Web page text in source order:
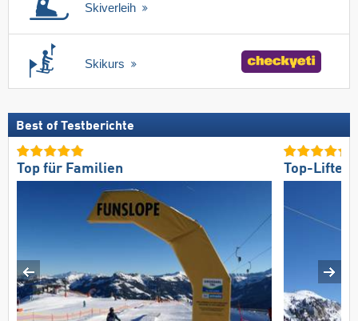
Skiverleih
Skikurs
Best of Testberichte
Top für Familien Top-Lifte/